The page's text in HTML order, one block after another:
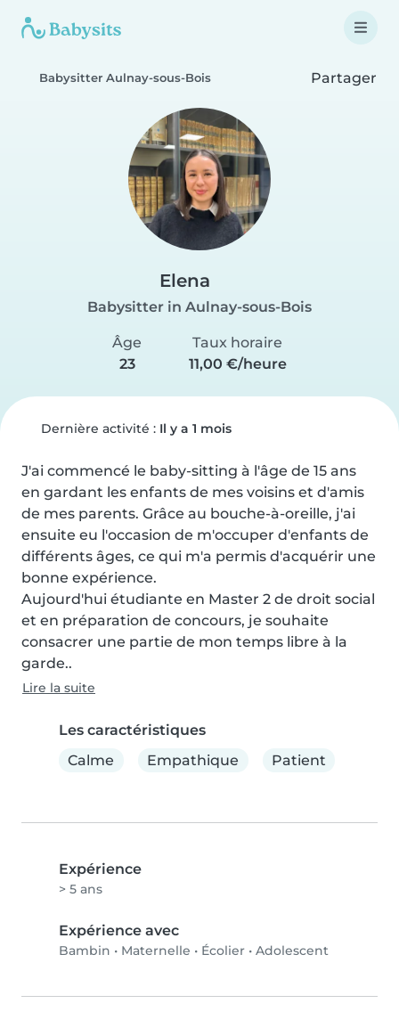
Babysitter Aulnay-sous-Bois Partager
Elena
Babysitter in Aulnay-sous-Bois
Âge
23
Taux horaire
11,00 €/heure
Dernière activité : Il y a 1 mois
J'ai commencé le baby-sitting à l'âge de 15 ans
en gardant les enfants de mes voisins et d'amis
de mes parents. Grâce au bouche-à-oreille, j'ai
ensuite eu l'occasion de m'occuper d'enfants de
différents âges, ce qui m'a permis d'acquérir une
bonne expérience.
Aujourd'hui étudiante en Master 2 de droit social
et en préparation de concours, je souhaite
consacrer une partie de mon temps libre à la
garde..
Lire la suite
Les caractéristiques
Calme
Empathique Patient
Expérience
> 5 ans
Expérience avec
Bambin • Maternelle • Écolier • Adolescent